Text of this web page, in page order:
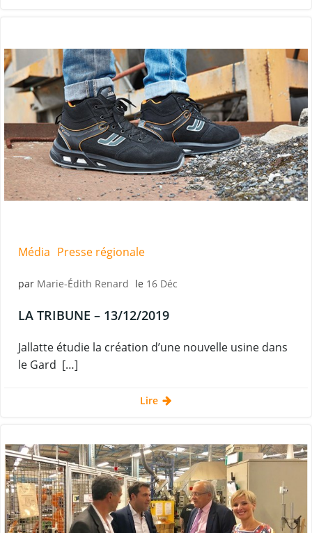
Média Presse régionale
par Marie-Édith Renard le 16 Déc
LA TRIBUNE – 13/12/2019
Jallatte étudie la création d’une nouvelle usine dans
le Gard […]
Lire